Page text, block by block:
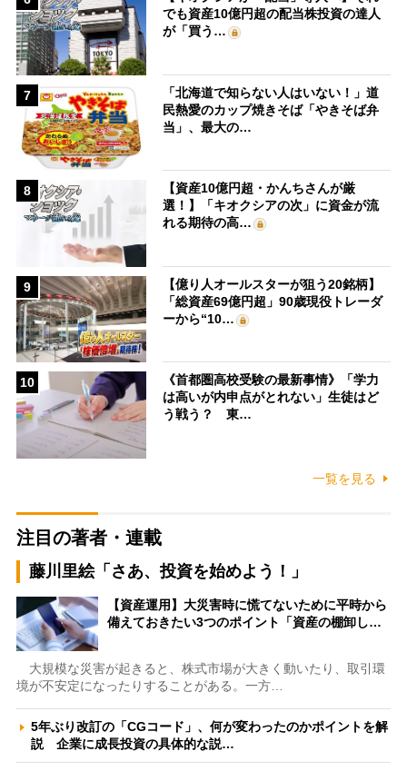
でも資産10億円超の配当株投資の達人
が「買う…
7
「北海道で知らない人はいない！」道
民熱愛のカップ焼きそば「やきそば弁
当」、最大の…
8
【資産10億円超・かんちさんが厳
選！】「キオクシアの次」に資金が流
れる期待の高…
9
【億り人オールスターが狙う20銘柄】
「総資産69億円超」90歳現役トレーダ
ーから“10…
10
《首都圏高校受験の最新事情》「学力
は高いが内申点がとれない」生徒はど
う戦う？ 東…
一覧を見る
注目の著者・連載
藤川里絵「さあ、投資を始めよう！」
【資産運用】大災害時に慌てないために平時から
備えておきたい3つのポイント「資産の棚卸し…
大規模な災害が起きると、株式市場が大きく動いたり、取引環
境が不安定になったりすることがある。一方…
5年ぶり改訂の「CGコード」、何が変わったのかポイントを解
説 企業に成長投資の具体的な説…